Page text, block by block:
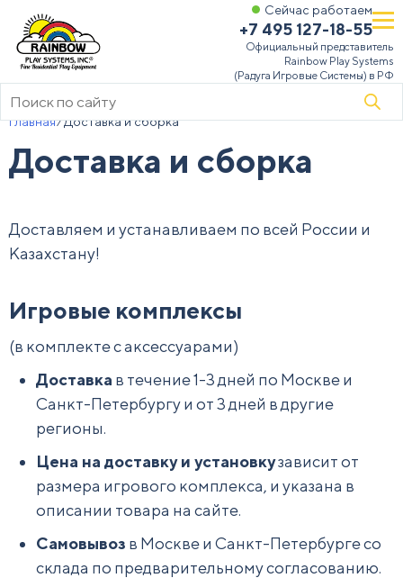
Сейчас работаем
+7 495 127-18-55
Официальный представитель
Rainbow Play Systems
(Радуга Игровые Системы) в РФ
Поиск
товаров
Главная⁄Доставка и сборка
Доставка и сборка
Доставляем и устанавливаем по всей России и
Казахстану!
Игровые комплексы
(в комплекте с аксессуарами)
Доставка в течение 1-3 дней по Москве и
Санкт-Петербургу и от 3 дней в другие
регионы.
Цена на доставку и установкузависит от
размера игрового комплекса, и указана в
описании товара на сайте.
Самовывоз в Москве и Санкт-Петербурге со
склада по предварительному согласованию.